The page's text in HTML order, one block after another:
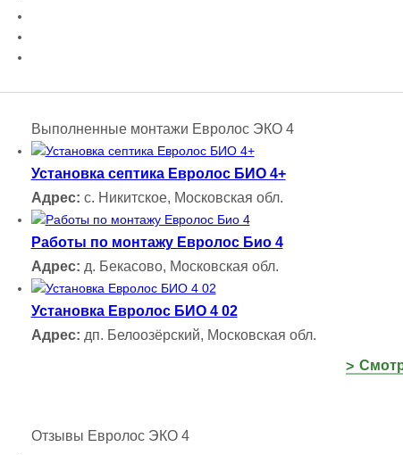
Выполненные монтажи Евролос ЭКО 4
Установка септика Евролос БИО 4+
Адрес: с. Никитское, Московская обл.
Работы по монтажу Евролос Био 4
Адрес: д. Бекасово, Московская обл.
Установка Евролос БИО 4 02
Адрес: дп. Белоозёрский, Московская обл.
Отзывы Евролос ЭКО 4